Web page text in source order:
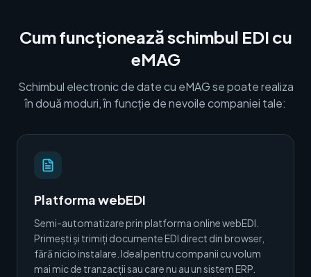
Cum funcționează schimbul EDI cu
eMAG
Schimbul electronic de date cu eMAG se poate realiza
în două moduri, în funcție de nevoile companiei tale:
Platforma webEDI
Semi-automatizare prin platforma online webEDI.
Primești și trimiți documente EDI direct din browser,
fără nicio instalare. Ideal pentru companii cu volum
mai mic de tranzacții sau care nu au un sistem ERP.